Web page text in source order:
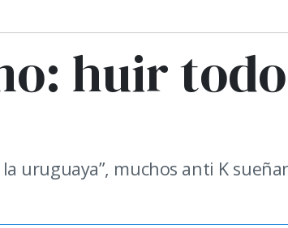
huir
uruguaya”, muchos anti K